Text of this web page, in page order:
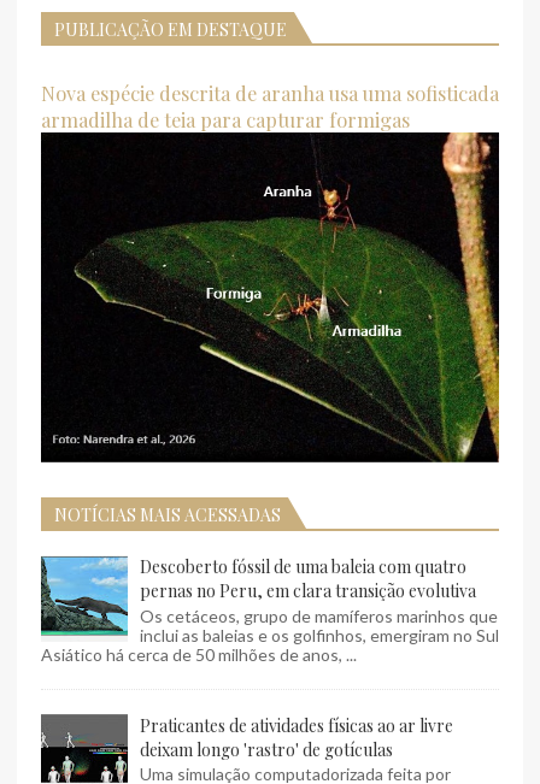
PUBLICAÇÃO EM DESTAQUE
Nova espécie descrita de aranha usa uma sofisticada
armadilha de teia para capturar formigas
NOTÍCIAS MAIS ACESSADAS
Descoberto fóssil de uma baleia com quatro
pernas no Peru, em clara transição evolutiva
Os cetáceos, grupo de mamíferos marinhos que
inclui as baleias e os golfinhos, emergiram no Sul
Asiático há cerca de 50 milhões de anos, ...
Praticantes de atividades físicas ao ar livre
deixam longo 'rastro' de gotículas
Uma simulação computadorizada feita por